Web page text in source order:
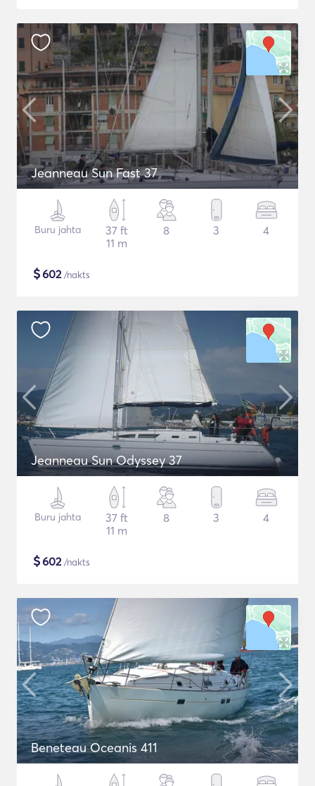
Jeanneau Sun Fast 37
Buru jahta
37 ft
11 m
8 3 4
$602/nakts
Jeanneau Sun Odyssey 37
Buru jahta
37 ft
11 m
8 3 4
$602/nakts
Beneteau Oceanis 411